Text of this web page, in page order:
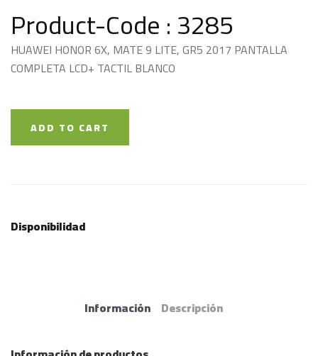
Product-Code : 3285
HUAWEI HONOR 6X, MATE 9 LITE, GR5 2017 PANTALLA
COMPLETA LCD+ TACTIL BLANCO
ADD TO CART
Disponibilidad
Información Descripción